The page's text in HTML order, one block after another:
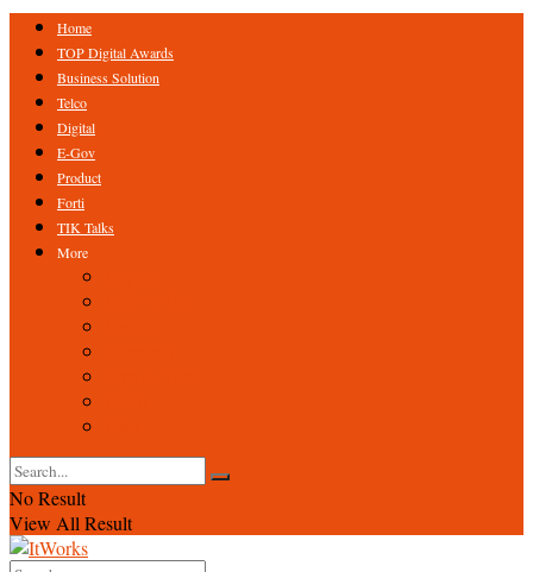
Home
TOP Digital Awards
Business Solution
Telco
Digital
E-Gov
Product
Forti
TIK Talks
More
No Result
View All Result